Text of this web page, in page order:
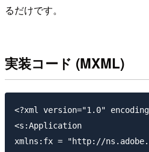
るだけです。
実装コード (MXML)
<?xml version="1.0"
<s:Application
xmlns:fx = "http://